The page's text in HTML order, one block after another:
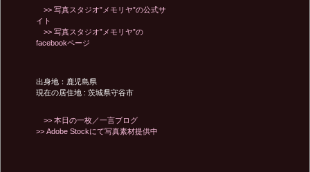
>> 写真スタジオ”メモリヤ”の公式サ
イト
>> 写真スタジオ”メモリヤ”の
facebookページ
出身地：鹿児島県
現在の居住地 : 茨城県守谷市
>> 本日の一枚／一言ブログ
>> Adobe Stockにて写真素材提供中